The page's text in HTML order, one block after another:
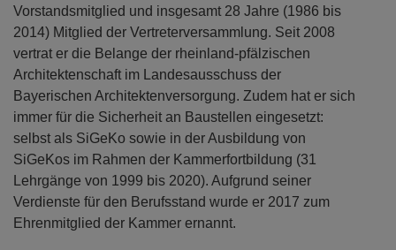
Vorstandsmitglied und insgesamt 28 Jahre (1986 bis
2014) Mitglied der Vertreterversammlung. Seit 2008
vertrat er die Belange der rheinland-pfälzischen
Architektenschaft im Landesausschuss der
Bayerischen Architektenversorgung. Zudem hat er sich
immer für die Sicherheit an Baustellen eingesetzt:
selbst als SiGeKo sowie in der Ausbildung von
SiGeKos im Rahmen der Kammerfortbildung (31
Lehrgänge von 1999 bis 2020). Aufgrund seiner
Verdienste für den Berufsstand wurde er 2017 zum
Ehrenmitglied der Kammer ernannt.